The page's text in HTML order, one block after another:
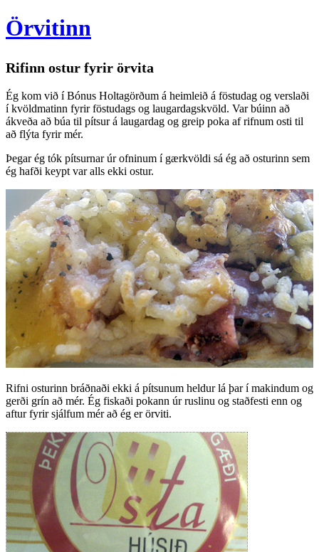
Örvitinn
Rifinn ostur fyrir örvita
Ég kom við í Bónus Holtagörðum á heimleið á föstudag og verslaði
í kvöldmatinn fyrir föstudags og laugardagskvöld. Var búinn að
ákveða að búa til pítsur á laugardag og greip poka af rifnum osti til
að flýta fyrir mér.
Þegar ég tók pítsurnar úr ofninum í gærkvöldi sá ég að osturinn sem
ég hafði keypt var alls ekki ostur.
Rifni osturinn bráðnaði ekki á pítsunum heldur lá þar í makindum og
gerði grín að mér. Ég fiskaði pokann úr ruslinu og staðfesti enn og
aftur fyrir sjálfum mér að ég er örviti.